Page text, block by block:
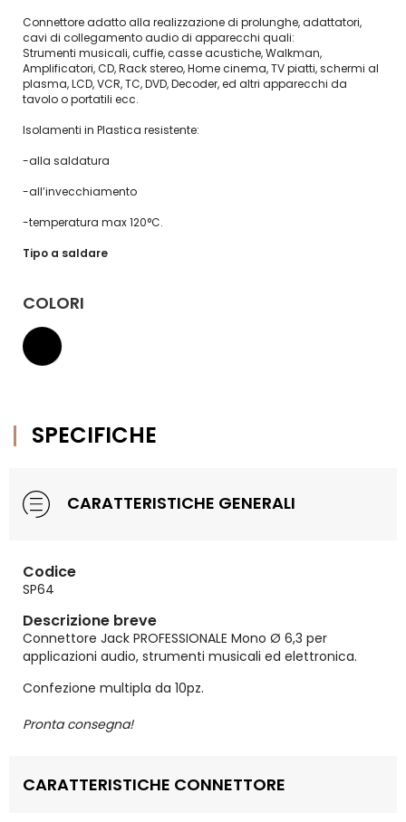
Connettore adatto alla realizzazione di prolunghe, adattatori,
cavi di collegamento audio di apparecchi quali:
Strumenti musicali, cuffie, casse acustiche, Walkman,
Amplificatori, CD, Rack stereo, Home cinema, TV piatti, schermi al
plasma, LCD, VCR, TC, DVD, Decoder, ed altri apparecchi da
tavolo o portatili ecc.
Isolamenti in Plastica resistente:
-alla saldatura
-all’invecchiamento
-temperatura max 120°C.
Tipo a saldare
COLORI
SPECIFICHE
CARATTERISTICHE GENERALI
Codice
SP64
Descrizione breve
Connettore Jack PROFESSIONALE Mono Ø 6,3 per
applicazioni audio, strumenti musicali ed elettronica.
Confezione multipla da 10pz.
Pronta consegna!
CARATTERISTICHE CONNETTORE